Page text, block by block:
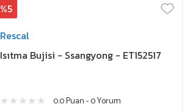
%5
Rescal
Isıtma Bujisi - Ssangyong - ET152517
0.0 Puan - 0 Yorum